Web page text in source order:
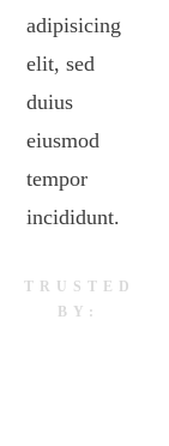
adipisicing
elit, sed
duius
eiusmod
tempor
incididunt.
TRUSTED
BY: